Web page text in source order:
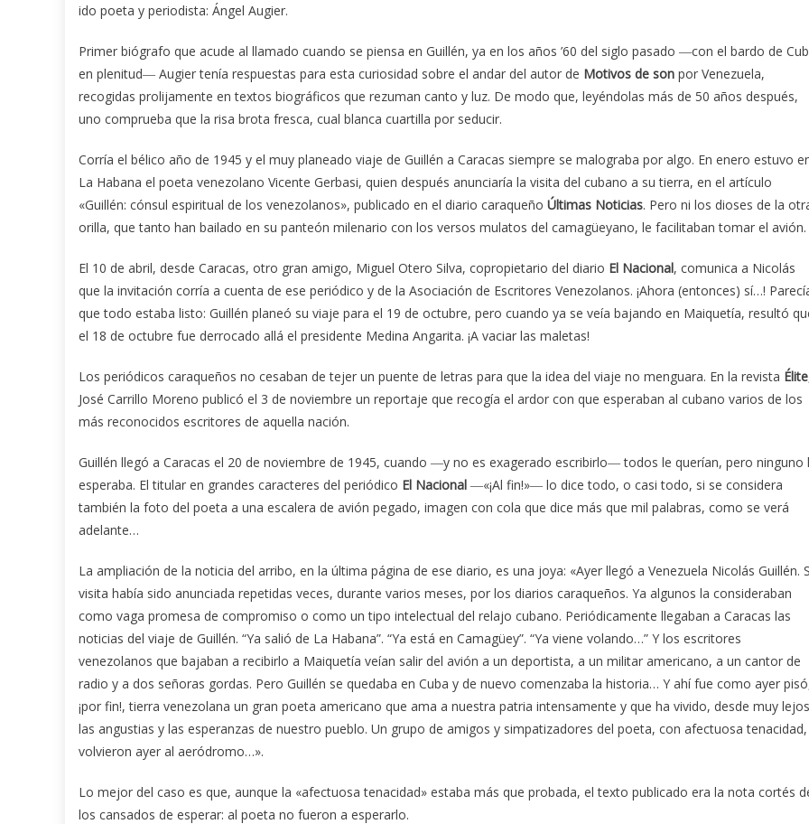
ido poeta y periodista: Ángel Augier.
Primer biógrafo que acude al llamado cuando se piensa en Guillén, ya en los años ’60 del siglo pasado ―con el bardo de
en plenitud― Augier tenía respuestas para esta curiosidad sobre el andar del autor de Motivos de son por Venezuela,
recogidas prolijamente en textos biográficos que rezuman canto y luz. De modo que, leyéndolas más de 50 años después,
uno comprueba que la risa brota fresca, cual blanca cuartilla por seducir.
Corría el bélico año de 1945 y el muy planeado viaje de Guillén a Caracas siempre se malograba por algo. En enero estuvo
La Habana el poeta venezolano Vicente Gerbasi, quien después anunciaría la visita del cubano a su tierra, en el artículo
«Guillén: cónsul espiritual de los venezolanos», publicado en el diario caraqueño Últimas Noticias. Pero ni los dioses de la
orilla, que tanto han bailado en su panteón milenario con los versos mulatos del camagüeyano, le facilitaban tomar el avión.
El 10 de abril, desde Caracas, otro gran amigo, Miguel Otero Silva, copropietario del diario El Nacional, comunica a Nicolás
que la invitación corría a cuenta de ese periódico y de la Asociación de Escritores Venezolanos. ¡Ahora (entonces) sí…!
que todo estaba listo: Guillén planeó su viaje para el 19 de octubre, pero cuando ya se veía bajando en Maiquetía, resultó
el 18 de octubre fue derrocado allá el presidente Medina Angarita. ¡A vaciar las maletas!
Los periódicos caraqueños no cesaban de tejer un puente de letras para que la idea del viaje no menguara. En la revista Élite
José Carrillo Moreno publicó el 3 de noviembre un reportaje que recogía el ardor con que esperaban al cubano varios de los
más reconocidos escritores de aquella nación.
Guillén llegó a Caracas el 20 de noviembre de 1945, cuando ―y no es exagerado escribirlo― todos le querían, pero ninguno
esperaba. El titular en grandes caracteres del periódico El Nacional ―«¡Al fin!»― lo dice todo, o casi todo, si se considera
también la foto del poeta a una escalera de avión pegado, imagen con cola que dice más que mil palabras, como se verá
adelante…
La ampliación de la noticia del arribo, en la última página de ese diario, es una joya: «Ayer llegó a Venezuela Nicolás Guillén.
visita había sido anunciada repetidas veces, durante varios meses, por los diarios caraqueños. Ya algunos la consideraban
como vaga promesa de compromiso o como un tipo intelectual del relajo cubano. Periódicamente llegaban a Caracas las
noticias del viaje de Guillén. “Ya salió de La Habana”. “Ya está en Camagüey”. “Ya viene volando…” Y los escritores
venezolanos que bajaban a recibirlo a Maiquetía veían salir del avión a un deportista, a un militar americano, a un cantor de
radio y a dos señoras gordas. Pero Guillén se quedaba en Cuba y de nuevo comenzaba la historia… Y ahí fue como ayer
¡por fin!, tierra venezolana un gran poeta americano que ama a nuestra patria intensamente y que ha vivido, desde muy
las angustias y las esperanzas de nuestro pueblo. Un grupo de amigos y simpatizadores del poeta, con afectuosa tenacidad,
volvieron ayer al aeródromo…».
Lo mejor del caso es que, aunque la «afectuosa tenacidad» estaba más que probada, el texto publicado era la nota cortés
los cansados de esperar: al poeta no fueron a esperarlo.